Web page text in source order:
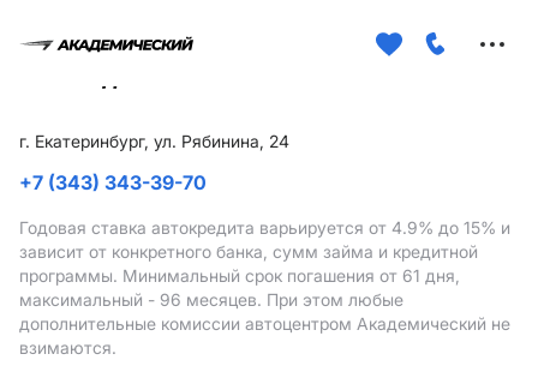
г. Екатеринбург, ул. Рябинина, 24
+7 (343) 343-39-70
Годовая ставка автокредита варьируется от 4.9% до 15% и
зависит от конкретного банка, сумм займа и кредитной
программы. Минимальный срок погашения от 61 дня,
максимальный - 96 месяцев. При этом любые
дополнительные комиссии автоцентром Академический не
взимаются.